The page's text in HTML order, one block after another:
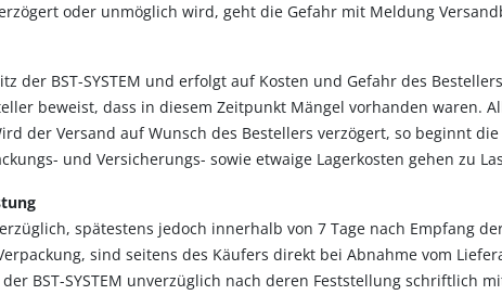
oder unmöglich wird, geht die Gefahr mit Meldung
der BST-SYSTEM und erfolgt auf Kosten und Gefahr des
beweist, dass in diesem Zeitpunkt Mängel vorhanden waren.
der Versand auf Wunsch des Bestellers verzögert, so beginnt
und Versicherungs- sowie etwaige Lagerkosten gehen zu
spätestens jedoch innerhalb von 7 Tage nach Empfang
sind seitens des Käufers direkt bei Abnahme vom
BST-SYSTEM unverzüglich nach deren Feststellung schriftlich